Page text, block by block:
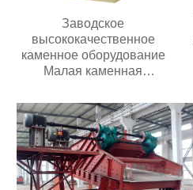
Заводское
высококачественное
каменное оборудование
Малая каменная
руды известняка
Дизельная молотковая
дробилка